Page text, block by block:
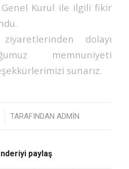
Kurul ile ilgili fikir
ziyaretlerinden dolayı
memnuniyeti
sunarız.
TARAFINDAN ADMIN
paylaş